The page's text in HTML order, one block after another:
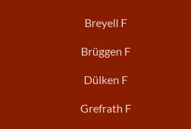
Breyell F
Brüggen F
Dülken F
Grefrath F